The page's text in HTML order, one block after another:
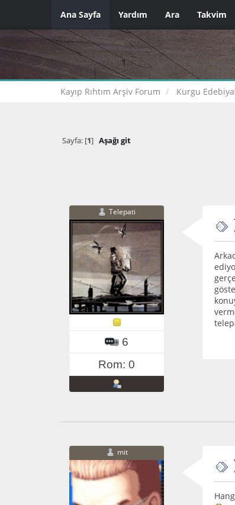
Ana Sayfa Yardım Ara Takvim
Kayıp Rıhtım Arşiv Forum Kurgu
Sayfa: [1] Aşağı git
Telepati
6
Rom: 0
mit